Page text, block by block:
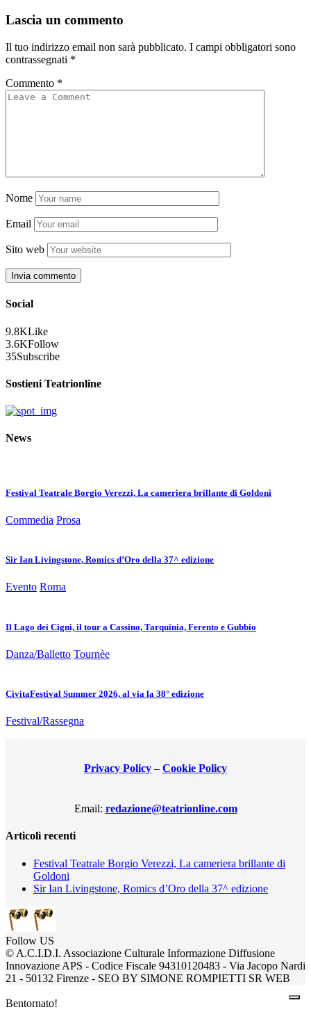
Lascia un commento
Il tuo indirizzo email non sarà pubblicato. I campi obbligatori sono
contrassegnati *
Commento *
Nome
Email
Sito web
Social
9.8KLike
3.6KFollow
35Subscribe
Sostieni Teatrionline
News
Festival Teatrale Borgio Verezzi, La cameriera brillante di Goldoni
Commedia Prosa
Sir Ian Livingstone, Romics d’Oro della 37^ edizione
Evento Roma
Il Lago dei Cigni, il tour a Cassino, Tarquinia, Ferento e Gubbio
Danza/Balletto Tournèe
CivitaFestival Summer 2026, al via la 38° edizione
Festival/Rassegna
Privacy Policy – Cookie Policy
Email: redazione@teatrionline.com
Articoli recenti
Festival Teatrale Borgio Verezzi, La cameriera brillante di
Goldoni
Sir Ian Livingstone, Romics d’Oro della 37^ edizione
Follow US
© A.C.I.D.I. Associazione Culturale Informazione Diffusione
Innovazione APS - Codice Fiscale 94310120483 - Via Jacopo Nardi
21 - 50132 Firenze - SEO BY SIMONE ROMPIETTI SR WEB
Bentornato!